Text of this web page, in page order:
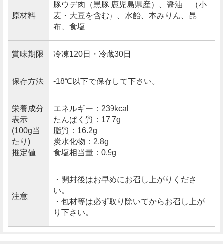
原材料
豚ウデ肉（黒豚 鹿児島県産）、醤油 （小
麦・大豆を含む）、水飴、本みりん、昆
布、食塩
賞味期限 冷凍120日・冷蔵30日
保存方法 -18℃以下で保存して下さい。
栄養成分
表示
(100g当
たり)
推定値
エネルギー：239kcal
たんぱく質：17.7g
脂質：16.2g
炭水化物：2.8g
食塩相当量：0.9g
注意
・開封後はお早めにお召し上がりくださ
い。
・包材等は必ず取り除いてからお召し上が
り下さい。